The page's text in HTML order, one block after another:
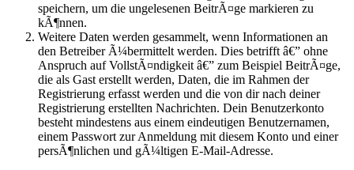
speichern, um die ungelesenen BeitrÃ¤ge markieren zu
kÃ¶nnen.
Weitere Daten werden gesammelt, wenn Informationen an
den Betreiber Ã¼bermittelt werden. Dies betrifft â€” ohne
Anspruch auf VollstÃ¤ndigkeit â€” zum Beispiel BeitrÃ¤ge,
die als Gast erstellt werden, Daten, die im Rahmen der
Registrierung erfasst werden und die von dir nach deiner
Registrierung erstellten Nachrichten. Dein Benutzerkonto
besteht mindestens aus einem eindeutigen Benutzernamen,
einem Passwort zur Anmeldung mit diesem Konto und einer
persÃ¶nlichen und gÃ¼ltigen E-Mail-Adresse.